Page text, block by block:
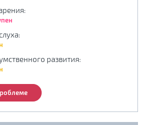
.
:
:
развития: